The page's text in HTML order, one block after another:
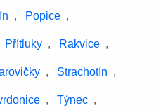
, Popice ,
Přítluky , Rakvice ,
, Strachotín ,
, Týnec ,